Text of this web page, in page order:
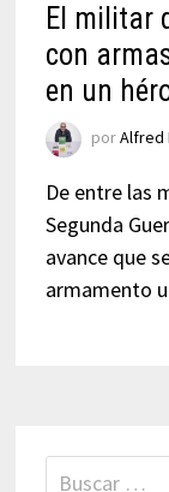
El militar
con
en un
porAlfred
De entre las
Segunda
avance que
armamento
Buscar: